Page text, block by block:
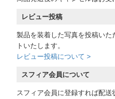
レビュー投稿
製品を装着した写真を投稿い
トいたします。
レビュー投稿について >
スフィア会員について
スフィア会員に登録すれば配